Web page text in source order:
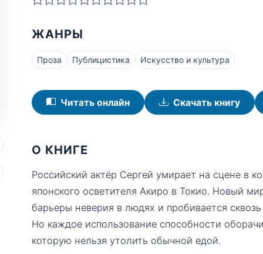
ЖАНРЫ
Проза Публицистика Искусство и культура
Читать онлайн Скачать книгу
О КНИГЕ
Российский актёр Сергей умирает на сцене в
японского осветителя Акиро в Токио. Новый
барьеры неверия в людях и пробивается
Но каждое использование способности
которую нельзя утолить обычной едой.